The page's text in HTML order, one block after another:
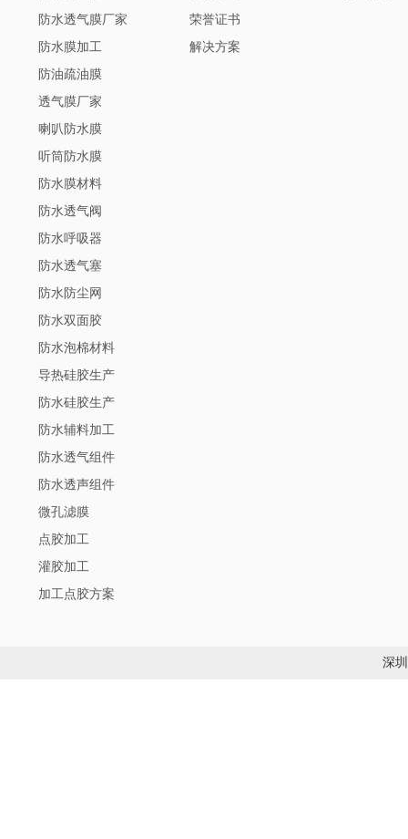
防水透气膜厂家
防水膜加工
防油疏油膜
透气膜厂家
喇叭防水膜
听筒防水膜
防水膜材料
防水透气阀
防水呼吸器
防水透气塞
防水防尘网
防水双面胶
防水泡棉材料
导热硅胶生产
防水硅胶生产
防水辅料加工
防水透气组件
防水透声组件
微孔滤膜
点胶加工
灌胶加工
加工点胶方案
荣誉证书
解决方案
深